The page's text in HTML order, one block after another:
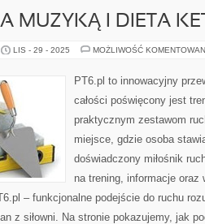
MUZYKĄ I DIETA
LIS - 29 - 2025 MOŻLIWOŚĆ
PT6.pl to innowacyjny
całości poświęcony jest
praktycznym zestawom
miejsce, gdzie osoba
doświadczony miłośnik
na trening, informacje oraz
– funkcjonalne podejście do ruchu
z siłowni. Na stronie pokazujemy, jak